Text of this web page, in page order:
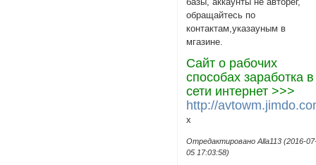
обращайтесь по
контактам,указаyным в
мгазине.
Сайт о рабочих
способах заработка в
сети интернет >>>
http://
х
Отредактировано Alla113 (2016-
05 17:03:58)